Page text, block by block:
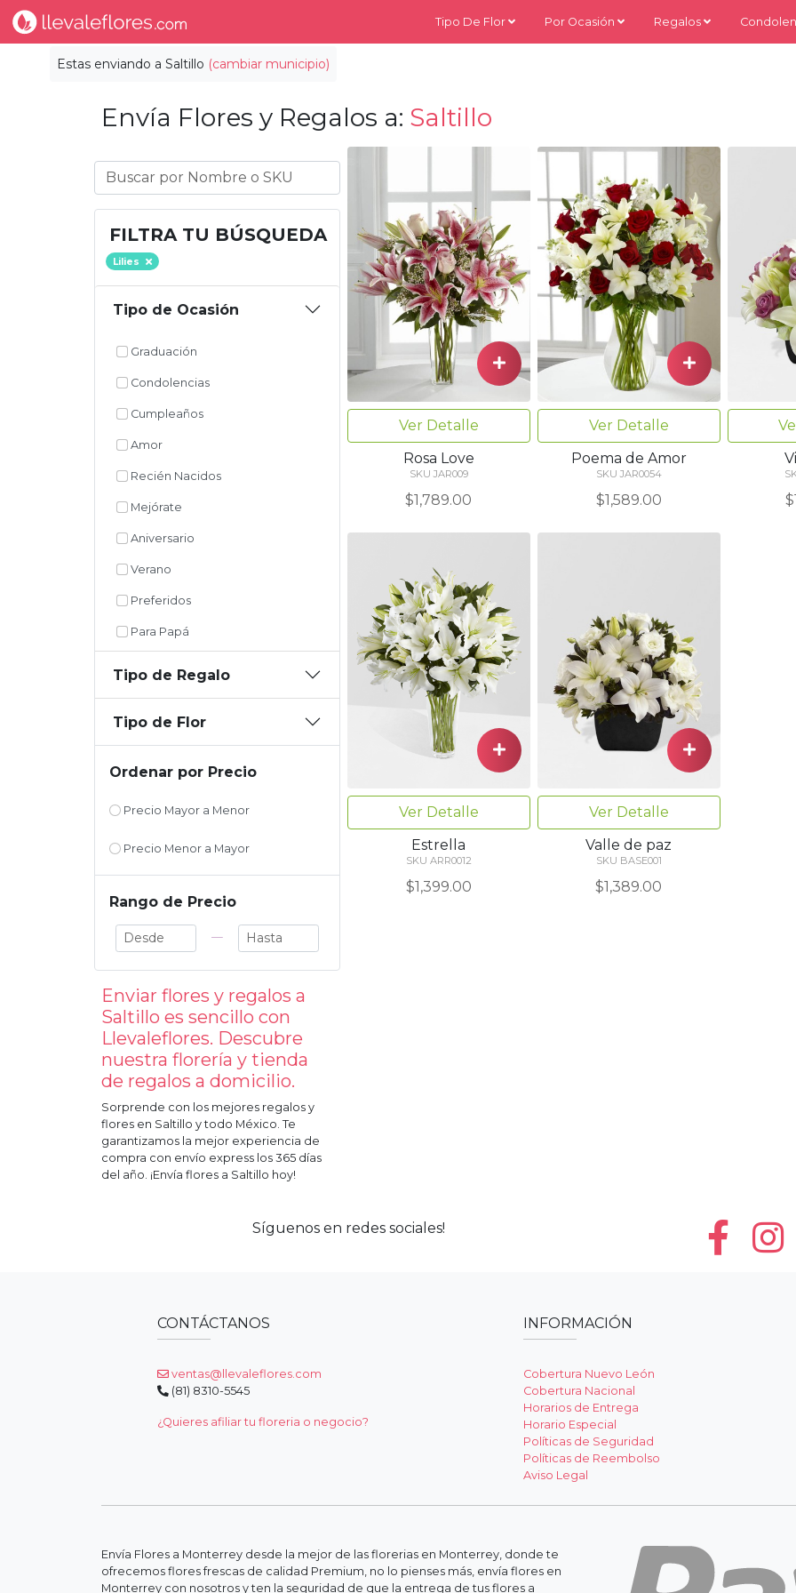
Estas enviando a Saltillo (cambiar municipio)
Tipo De Flor Por Ocasión Regalos
Envía Flores y Regalos a: Saltillo
FILTRA TU BÚSQUEDA
Lilies
Tipo de Ocasión
Graduación
Condolencias
Cumpleaños
Amor
Recién Nacidos
Mejórate
Aniversario
Verano
Preferidos
Para Papá
Tipo de Regalo
Tipo de Flor
Ordenar por Precio
Precio Mayor a Menor
Precio Menor a Mayor
Rango de Precio
—
Enviar flores y regalos a
Saltillo es sencillo con
Llevaleflores. Descubre
nuestra florería y tienda
de regalos a domicilio.
Sorprende con los mejores regalos y
flores en Saltillo y todo México. Te
garantizamos la mejor experiencia de
compra con envío express los 365 días
del año. ¡Envía flores a Saltillo hoy!
Ver Detalle
Rosa Love
SKU JAR009
$1,789.00
Ver Detalle
Poema de Amor
SKU JAR0054
$1,589.00
Ver Detalle
Estrella
SKU ARR0012
$1,399.00
Ver Detalle
Valle de paz
SKU BASE001
$1,389.00
Síguenos en redes sociales!
CONTÁCTANOS
ventas@llevaleflores.com
(81) 8310-5545
¿Quieres afiliar tu floreria o negocio?
INFORMACIÓN
Cobertura Nuevo León
Cobertura Nacional
Horarios de Entrega
Horario Especial
Políticas de Seguridad
Políticas de Reembolso
Aviso Legal
Envía Flores a Monterrey desde la mejor de las florerias en Monterrey, donde te
ofrecemos flores frescas de calidad Premium, no lo pienses más, envía flores en
Monterrey con nosotros y ten la seguridad de que la entrega de tus flores a